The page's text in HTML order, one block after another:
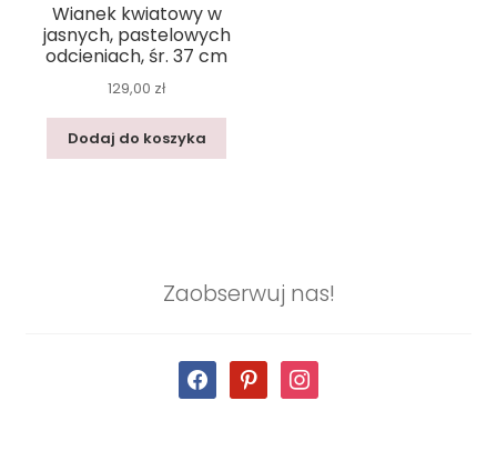
Wianek kwiatowy w
jasnych, pastelowych
odcieniach, śr. 37 cm
129,00 zł
Dodaj do koszyka
Zaobserwuj nas!
facebookpinterestinstagram